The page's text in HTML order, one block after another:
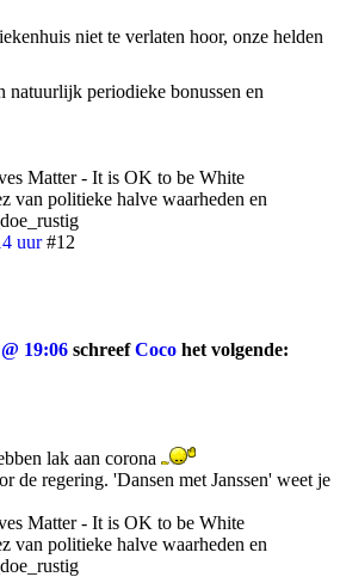
niet te verlaten hoor, onze helden
natuurlijk periodieke bonussen en
Matter - It is OK to be White
van politieke halve waarheden en
uur #12
19:06 schreefCoco het volgende:
lak aan corona
de regering. 'Dansen met Janssen' weet je
Matter - It is OK to be White
van politieke halve waarheden en